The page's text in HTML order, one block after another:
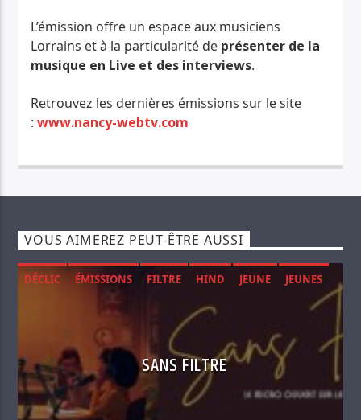
L’émission offre un espace aux musiciens
Lorrains et à la particularité de présenter de la
musique en Live et des interviews.
Retrouvez les dernières émissions sur le site
:www.nancy-webtv.com
VOUS AIMEREZ PEUT-ÊTRE AUSSI
DÉCLIC ÉMISSIONS FILTRE HIND JEUNE
JEUNES
RADIO SOCIÉTÉ
SANS FILTRE